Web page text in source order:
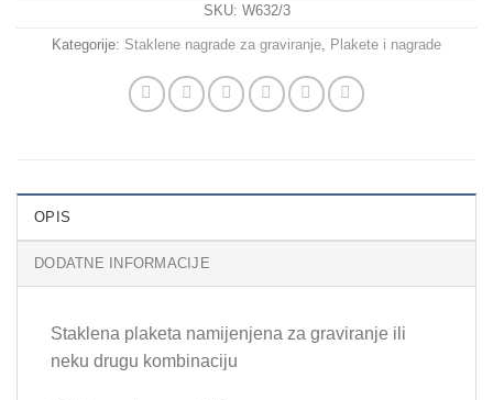
SKU: W632/3
Kategorije: Staklene nagrade za graviranje Plakete i nagrade
OPIS
DODATNE INFORMACIJE
Staklena plaketa namijenjena za graviranje ili
neku drugu kombinaciju